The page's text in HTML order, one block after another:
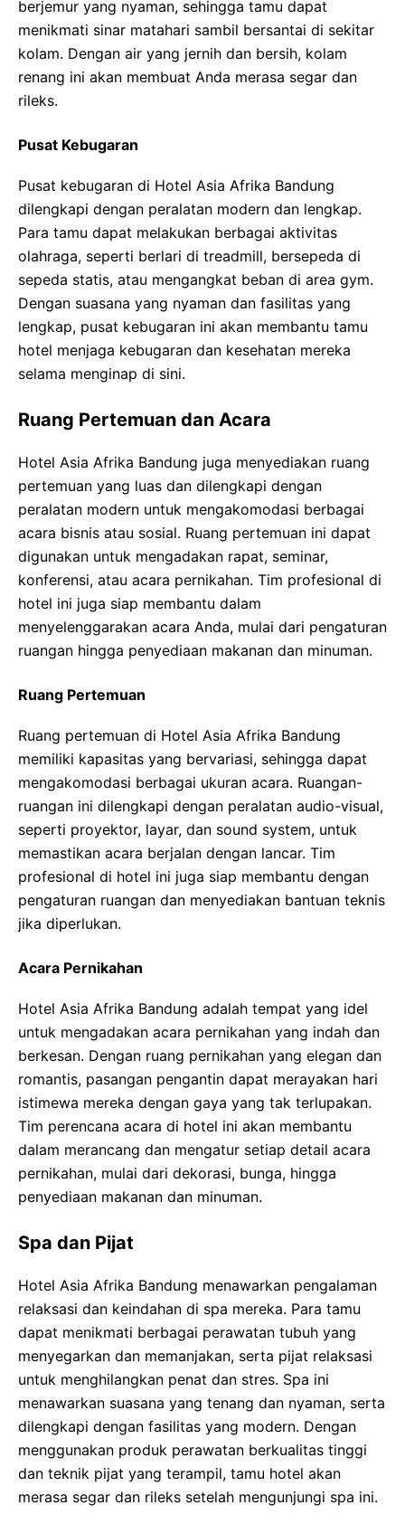
berjemur yang nyaman, sehingga tamu dapat
menikmati sinar matahari sambil bersantai di sekitar
kolam. Dengan air yang jernih dan bersih, kolam
renang ini akan membuat Anda merasa segar dan
rileks.
Pusat Kebugaran
Pusat kebugaran di Hotel Asia Afrika Bandung
dilengkapi dengan peralatan modern dan lengkap.
Para tamu dapat melakukan berbagai aktivitas
olahraga, seperti berlari di treadmill, bersepeda di
sepeda statis, atau mengangkat beban di area gym.
Dengan suasana yang nyaman dan fasilitas yang
lengkap, pusat kebugaran ini akan membantu tamu
hotel menjaga kebugaran dan kesehatan mereka
selama menginap di sini.
Ruang Pertemuan dan Acara
Hotel Asia Afrika Bandung juga menyediakan ruang
pertemuan yang luas dan dilengkapi dengan
peralatan modern untuk mengakomodasi berbagai
acara bisnis atau sosial. Ruang pertemuan ini dapat
digunakan untuk mengadakan rapat, seminar,
konferensi, atau acara pernikahan. Tim profesional di
hotel ini juga siap membantu dalam
menyelenggarakan acara Anda, mulai dari pengaturan
ruangan hingga penyediaan makanan dan minuman.
Ruang Pertemuan
Ruang pertemuan di Hotel Asia Afrika Bandung
memiliki kapasitas yang bervariasi, sehingga dapat
mengakomodasi berbagai ukuran acara. Ruangan-
ruangan ini dilengkapi dengan peralatan audio-visual,
seperti proyektor, layar, dan sound system, untuk
memastikan acara berjalan dengan lancar. Tim
profesional di hotel ini juga siap membantu dengan
pengaturan ruangan dan menyediakan bantuan teknis
jika diperlukan.
Acara Pernikahan
Hotel Asia Afrika Bandung adalah tempat yang idel
untuk mengadakan acara pernikahan yang indah dan
berkesan. Dengan ruang pernikahan yang elegan dan
romantis, pasangan pengantin dapat merayakan hari
istimewa mereka dengan gaya yang tak terlupakan.
Tim perencana acara di hotel ini akan membantu
dalam merancang dan mengatur setiap detail acara
pernikahan, mulai dari dekorasi, bunga, hingga
penyediaan makanan dan minuman.
Spa dan Pijat
Hotel Asia Afrika Bandung menawarkan pengalaman
relaksasi dan keindahan di spa mereka. Para tamu
dapat menikmati berbagai perawatan tubuh yang
menyegarkan dan memanjakan, serta pijat relaksasi
untuk menghilangkan penat dan stres. Spa ini
menawarkan suasana yang tenang dan nyaman, serta
dilengkapi dengan fasilitas yang modern. Dengan
menggunakan produk perawatan berkualitas tinggi
dan teknik pijat yang terampil, tamu hotel akan
merasa segar dan rileks setelah mengunjungi spa ini.